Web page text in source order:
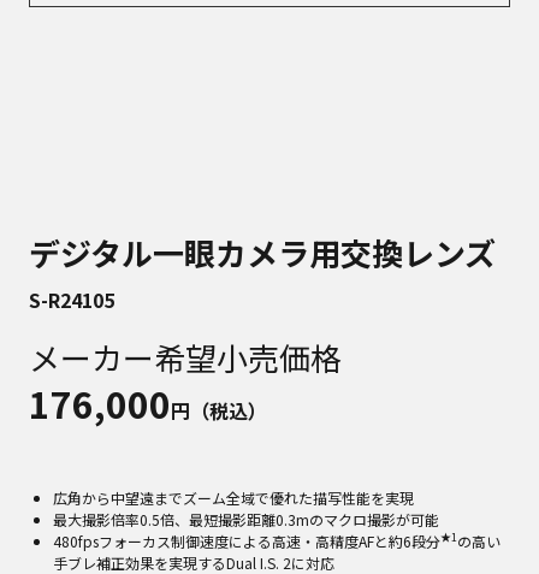
デジタル一眼カメラ用交換レンズ
S-R24105
メーカー希望小売価格
176,000円（税込）
広角から中望遠までズーム全域で優れた描写性能を実現
最大撮影倍率0.5倍、最短撮影距離0.3mのマクロ撮影が可能
480fpsフォーカス制御速度による高速・高精度AFと約6段分★1の高い
手ブレ補正効果を実現するDual I.S. 2に対応